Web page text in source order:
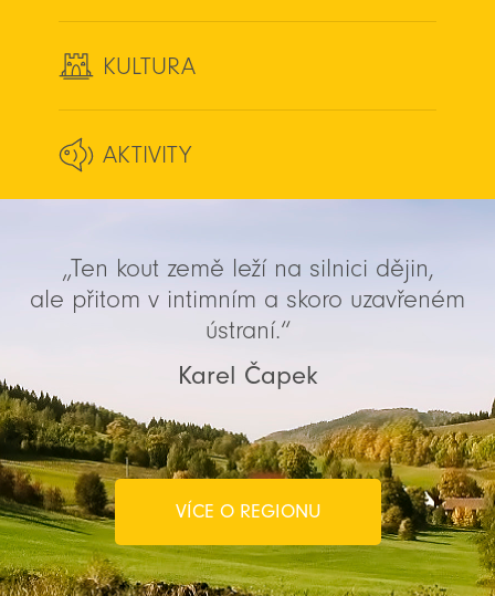
KULTURA
AKTIVITY
„Ten kout země leží na silnici dějin,
ale přitom v intimním a skoro uzavřeném
ústraní.“
Karel Čapek
VÍCE O REGIONU